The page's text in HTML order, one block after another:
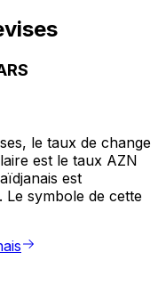
le taux de change
est le taux AZN
est
symbole de cette